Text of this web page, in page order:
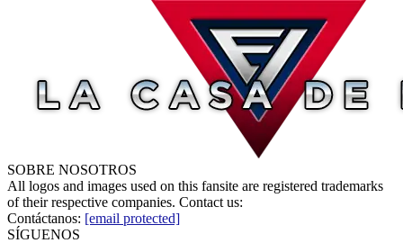
SOBRE NOSOTROS
All logos and images used on this fansite are registered trademarks
of their respective companies. Contact us:
Contáctanos: [email protected]
SÍGUENOS